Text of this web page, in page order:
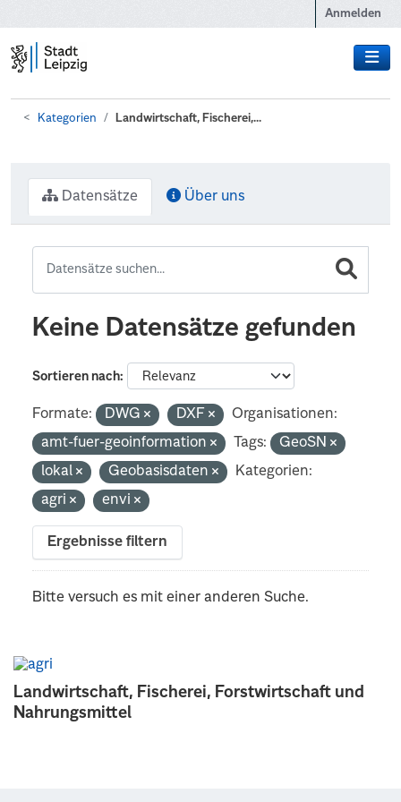
Anmelden
Kategorien Landwirtschaft, Fischerei,...
Landwirtschaft, Fischerei, Forstwirtschaft und
Nahrungsmittel
Datensätze Über uns
Keine Datensätze gefunden
Sortieren nach
Formate: DWG DXF
Organisationen:
amt-fuer-geoinformation
Tags:
GeoSN
lokal
Geobasisdaten
Kategorien:
agri
envi
Ergebnisse filtern
Bitte versuch es mit einer anderen Suche.